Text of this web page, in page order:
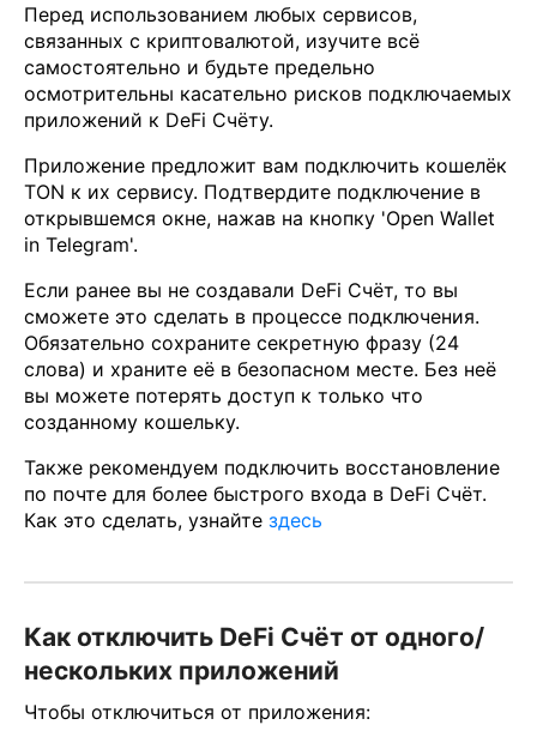
Перед использованием любых сервисов,
связанных с криптовалютой, изучите всё
самостоятельно и будьте предельно
осмотрительны касательно рисков подключаемых
приложений к DeFi Счёту.
Приложение предложит вам подключить кошелёк
TON к их сервису. Подтвердите подключение в
открывшемся окне, нажав на кнопку 'Open Wallet
in Telegram'.
Если ранее вы не создавали DeFi Счёт, то вы
сможете это сделать в процессе подключения.
Обязательно сохраните секретную фразу (24
слова) и храните её в безопасном месте. Без неё
вы можете потерять доступ к только что
созданному кошельку.
Также рекомендуем подключить восстановление
по почте для более быстрого входа в DeFi Счёт.
Как это сделать, узнайте здесь
Как отключить DeFi Счёт от одного/
нескольких приложений
Чтобы отключиться от приложения: